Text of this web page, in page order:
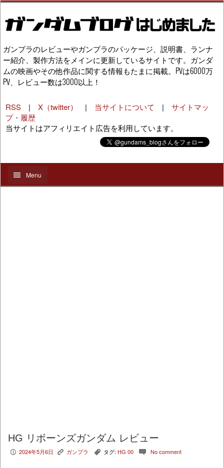
ガンプラのレビューやガンプラのパッケージ、説明書、ランナ
ー紹介、製作方法をメインに更新しているサイトです。ガンダ
ムの映画やその他作品に関する情報もたまに掲載。PVは6000万
PV、レビュー数は3000以上！
RSS | X（twitter） | 当サイトについて | サイトマッ
プ・履歴
当サイトはアフィリエイト広告を利用しています。
Menu
HG リボーンズガンダム レビュー
P 2024年5月6日 K ガンプラ , タグ: HG 00 c No comment